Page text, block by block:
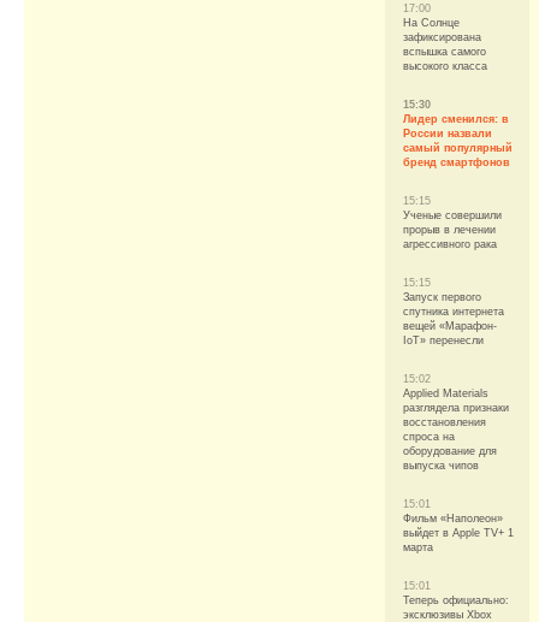
17:00
На Солнце
зафиксирована
вспышка самого
высокого класса
15:30
Лидер сменился: в
России назвали
самый популярный
бренд смартфонов
15:15
Ученые совершили
прорыв в лечении
агрессивного рака
15:15
Запуск первого
спутника интернета
вещей «Марафон-
IoT» перенесли
15:02
Applied Materials
разглядела признаки
восстановления
спроса на
оборудование для
выпуска чипов
15:01
Фильм «Наполеон»
выйдет в Apple TV+ 1
марта
15:01
Теперь официально:
эксклюзивы Xbox